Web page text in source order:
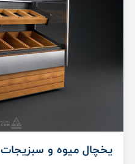
یخچال میوه و سبزیجات